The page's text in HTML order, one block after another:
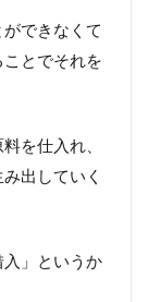
できなくて
とでそれを
を仕入れ、
出していく
」というか